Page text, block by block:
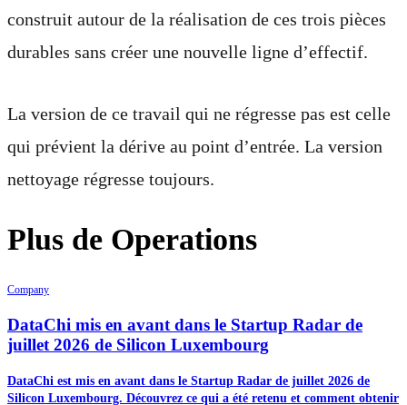
construit autour de la réalisation de ces trois pièces
durables sans créer une nouvelle ligne d’effectif.
La version de ce travail qui ne régresse pas est celle
qui prévient la dérive au point d’entrée. La version
nettoyage régresse toujours.
Plus de Operations
Company
DataChi mis en avant dans le Startup Radar de
juillet 2026 de Silicon Luxembourg
DataChi est mis en avant dans le Startup Radar de juillet 2026 de
Silicon Luxembourg. Découvrez ce qui a été retenu et comment obtenir